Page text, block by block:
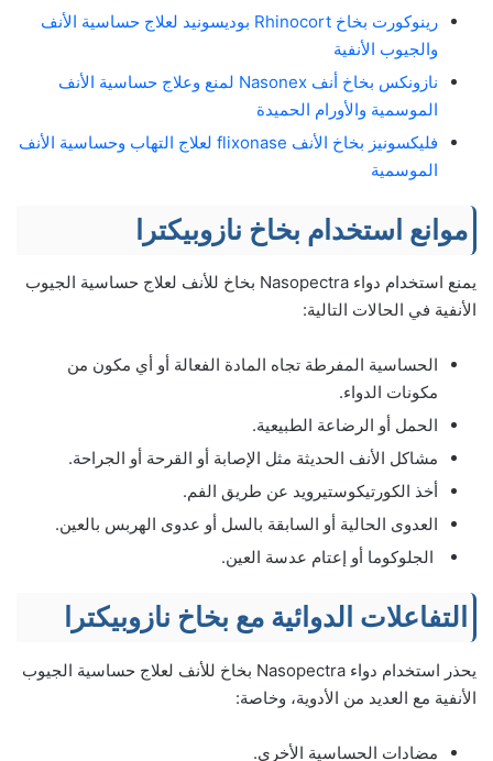
رينوكورت بخاخ Rhinocort بوديسونيد لعلاج حساسية الأنف
والجيوب الأنفية
نازونكس بخاخ أنف Nasonex لمنع وعلاج حساسية الأنف
الموسمية والأورام الحميدة
فليكسونيز بخاخ الأنف flixonase لعلاج التهاب وحساسية الأنف
الموسمية
موانع استخدام بخاخ نازوبيكترا
يمنع استخدام دواء Nasopectra بخاخ للأنف لعلاج حساسية الجيوب
الأنفية في الحالات التالية:
الحساسية المفرطة تجاه المادة الفعالة أو أي مكون من
مكونات الدواء.
الحمل أو الرضاعة الطبيعية.
مشاكل الأنف الحديثة مثل الإصابة أو القرحة أو الجراحة.
أخذ الكورتيكوستيرويد عن طريق الفم.
العدوى الحالية أو السابقة بالسل أو عدوى الهربس بالعين.
الجلوكوما أو إعتام عدسة العين.
التفاعلات الدوائية مع بخاخ نازوبيكترا
يحذر استخدام دواء Nasopectra بخاخ للأنف لعلاج حساسية الجيوب
الأنفية مع العديد من الأدوية، وخاصة:
مضادات الحساسية الأخرى.